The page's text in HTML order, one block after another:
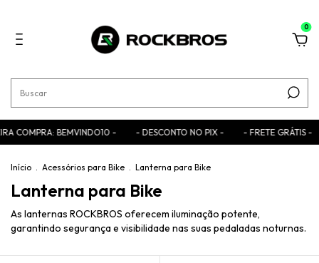
0
BEMVINDO10 - - DESCONTO NO PIX - - FRETE GRÁTIS - -
Início . Acessórios para Bike . Lanterna para Bike
Lanterna para Bike
As lanternas ROCKBROS oferecem iluminação potente,
garantindo segurança e visibilidade nas suas pedaladas noturnas.